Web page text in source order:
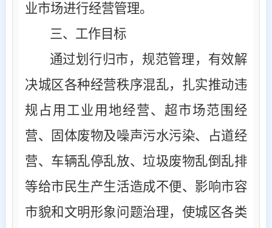
业市场进行经营管理。
三、工作目标
通过划行归市，规范管理，有效解
决城区各种经营秩序混乱，扎实推动违
规占用工业用地经营、超市场范围经
营、固体废物及噪声污水污染、占道经
营、车辆乱停乱放、垃圾废物乱倒乱排
等给市民生产生活造成不便、影响市容
市貌和文明形象问题治理，使城区各类